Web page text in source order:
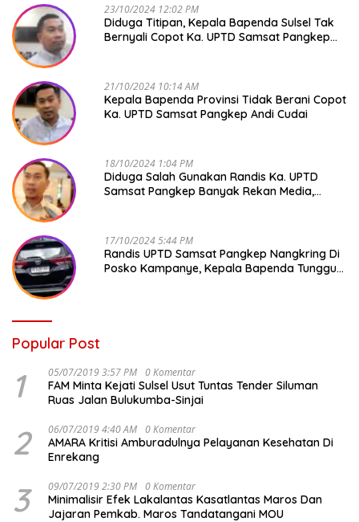
23/10/2024 12:02 PM
Diduga Titipan, Kepala Bapenda Sulsel Tak
Bernyali Copot Ka. UPTD Samsat Pangkep
21/10/2024 10:14 AM
Kepala Bapenda Provinsi Tidak Berani Copot
Ka. UPTD Samsat Pangkep Andi Cudai
18/10/2024 1:04 PM
Diduga Salah Gunakan Randis Ka. UPTD
Samsat Pangkep Banyak Rekan Media,
17/10/2024 5:44 PM
Randis UPTD Samsat Pangkep Nangkring Di
Posko Kampanye, Kepala Bapenda Tunggu
Popular Post
1 05/07/2019 3:57 PM 0 Komentar
FAM Minta Kejati Sulsel Usut Tuntas Tender Siluman
Ruas Jalan Bulukumba-Sinjai
2 06/07/2019 4:40 AM 0 Komentar
AMARA Kritisi Amburadulnya Pelayanan Kesehatan Di
Enrekang
3 09/07/2019 2:30 PM 0 Komentar
Minimalisir Efek Lakalantas Kasatlantas Maros Dan
Jajaran Pemkab. Maros Tandatangani MOU